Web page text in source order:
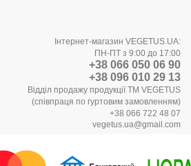
Інтернет-магазин VEGETUS.UA:
ПН-ПТ з 9:00 до 17:00
+38 066 050 06 90
+38 096 010 29 13
Відділ продажу продукції ТМ VEGETUS
(співпраця по гуртовим замовленням)
+38 066 722 48 07
vegetus.ua@gmail.com